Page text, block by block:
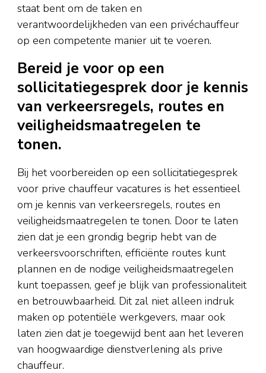
staat bent om de taken en
verantwoordelijkheden van een privéchauffeur
op een competente manier uit te voeren.
Bereid je voor op een
sollicitatiegesprek door je kennis
van verkeersregels, routes en
veiligheidsmaatregelen te
tonen.
Bij het voorbereiden op een sollicitatiegesprek
voor prive chauffeur vacatures is het essentieel
om je kennis van verkeersregels, routes en
veiligheidsmaatregelen te tonen. Door te laten
zien dat je een grondig begrip hebt van de
verkeersvoorschriften, efficiënte routes kunt
plannen en de nodige veiligheidsmaatregelen
kunt toepassen, geef je blijk van professionaliteit
en betrouwbaarheid. Dit zal niet alleen indruk
maken op potentiële werkgevers, maar ook
laten zien dat je toegewijd bent aan het leveren
van hoogwaardige dienstverlening als prive
chauffeur.